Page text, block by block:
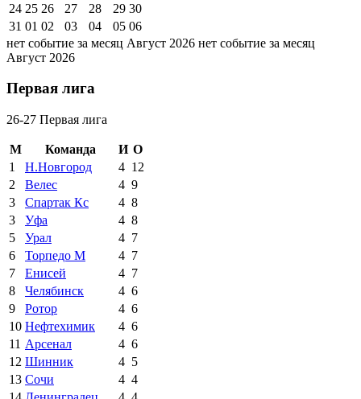
24 25 26 27 28 29 30
31 01 02 03 04 05 06
нет событие за месяц Август 2026 нет событие за месяц
Август 2026
Первая лига
26-27 Первая лига
М Команда И О
1
Н.Новгород 4 12
2
Велес 4 9
3
Спартак Кс 4 8
3
Уфа 4 8
5
Урал 4 7
6
Торпедо М 4 7
7
Енисей 4 7
8
Челябинск 4 6
9
Ротор 4 6
10 Нефтехимик 4 6
11 Арсенал 4 6
12 Шинник 4 5
13 Сочи 4 4